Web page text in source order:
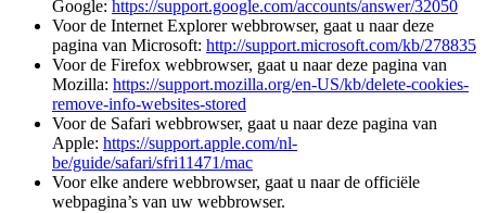
Google: https://support.google.com/accounts/answer/32050
Voor de Internet Explorer webbrowser, gaat u naar deze
pagina van Microsoft: http://support.microsoft.com/kb/278835
Voor de Firefox webbrowser, gaat u naar deze pagina van
Mozilla: https://support.mozilla.org/en-US/kb/delete-cookies-
remove-info-websites-stored
Voor de Safari webbrowser, gaat u naar deze pagina van
Apple: https://support.apple.com/nl-
be/guide/safari/sfri11471/mac
Voor elke andere webbrowser, gaat u naar de officiële
webpagina’s van uw webbrowser.